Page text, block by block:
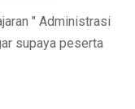
″ Administrasi
supaya peserta